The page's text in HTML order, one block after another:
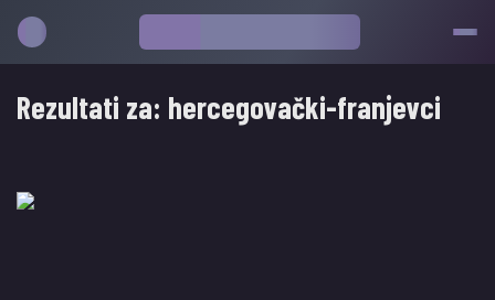
Rezultati za: hercegovački-franjevci